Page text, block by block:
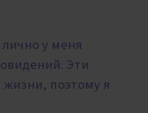
у меня
Эти
поэтому я